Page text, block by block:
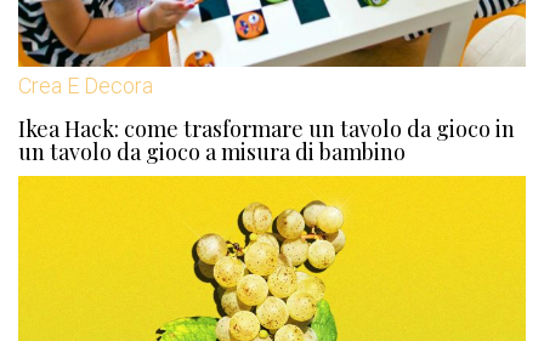
Crea E Decora
Ikea Hack: come trasformare un tavolo da gioco in
un tavolo da gioco a misura di bambino